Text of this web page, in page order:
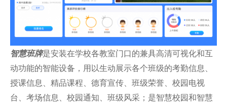
智慧班牌是安装在学校各教室门口的兼具高清可视化和互
动功能的智能设备，用以生动展示各个班级的考勤信息、
授课信息、精品课程、德育宣传、班级荣誉、校园电视
台、考场信息、校园通知、班级风采；是智慧校园和智慧